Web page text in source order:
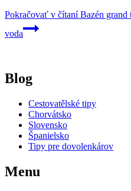
Pokračovať v čítaníBazén grand
voda
Blog
Cestovatělské tipy
Chorvátsko
Slovensko
Španielsko
Tipy pre dovolenkárov
Menu